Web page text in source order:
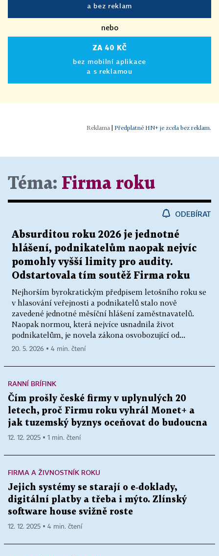
a bez reklam
nebo
ZA 40 KČ
bez mobilní aplikace
a s reklamou
| Předplatné HN+ je zcela bez reklam.
Téma: Firma roku
ODEBÍRAT
Absurditou roku 2026 je jednotné
hlášení, podnikatelům naopak nejvíc
pomohly vyšší limity pro audity.
Odstartovala tím soutěž Firma roku
Nejhorším byrokratickým předpisem letošního roku se
v hlasování veřejnosti a podnikatelů stalo nově
zavedené jednotné měsíční hlášení zaměstnavatelů.
Naopak normou, která nejvíce usnadnila život
podnikatelům, je novela zákona osvobozující od...
20. 5. 2026 ▪ 4 min. čtení
RANNÍ BRÍFINK
Čím prošly české firmy v uplynulých 20
letech, proč Firmu roku vyhrál Monet+ a
jak tuzemský byznys oceňovat do budoucna
12. 12. 2025 ▪ 1 min. čtení
FIRMA A ŽIVNOSTNÍK ROKU
Jejich systémy se starají o e‑doklady,
digitální platby a třeba i mýto. Zlínský
software house svižně roste
12. 12. 2025 ▪ 4 min. čtení